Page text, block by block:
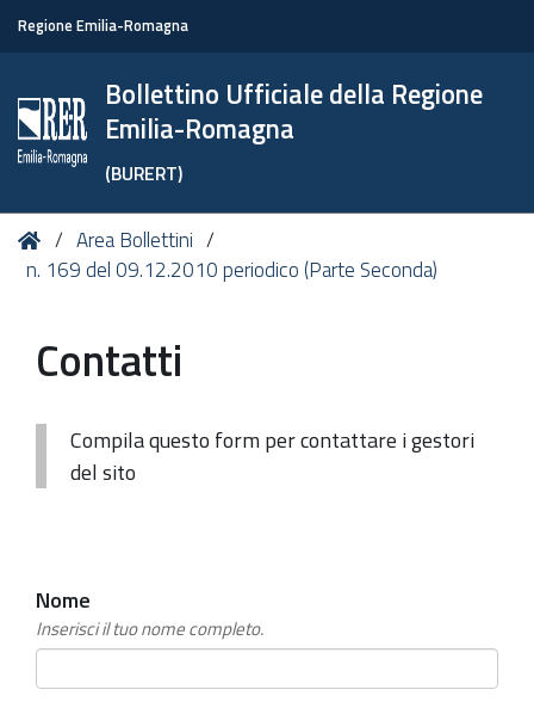
Regione Emilia-Romagna
Bollettino Ufficiale della Regione
Emilia-Romagna
(BURERT)
Tu
sei
HomeArea Bollettini
n. 169 del 09.12.2010 periodico (Parte Seconda)
Contatti
Compila questo form per contattare i gestori
del sito
Nome
Inserisci il tuo nome completo.